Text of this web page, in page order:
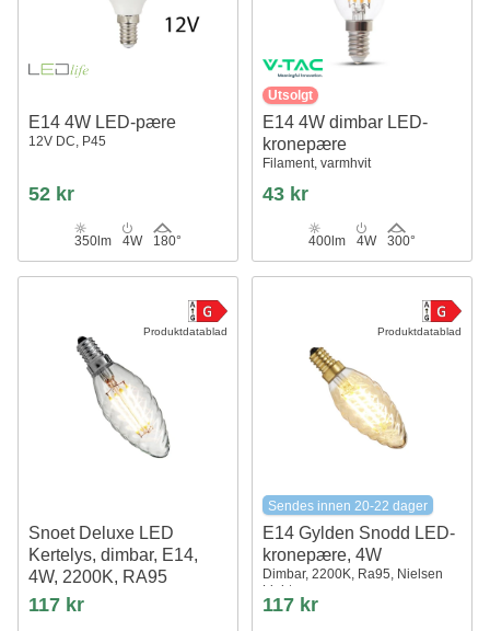
E14 4W LED-pære
12V DC, P45
52 kr
350lm 4W 180°
Utsolgt
E14 4W dimbar LED-
kronepære
Filament, varmhvit
43 kr
400lm 4W 300°
Produktdatablad
Snoet Deluxe LED
Kertelys, dimbar, E14,
4W, 2200K, RA95
117 kr
Produktdatablad
Sendes innen 20-22 dager
E14 Gylden Snodd LED-
kronepære, 4W
Dimbar, 2200K, Ra95, Nielsen
Light
117 kr